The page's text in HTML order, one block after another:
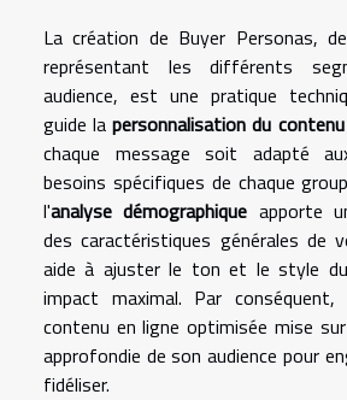
La création de Buyer Personas,
représentant les différents
audience, est une pratique
guide lapersonnalisation du contenu
chaque message soit adapté
besoins spécifiques de chaque
l'analyse démographique apporte
des caractéristiques générales de
aide à ajuster le ton et le style
impact maximal. Par
contenu en ligne optimisée mise
approfondie de son audience pour
fidéliser.